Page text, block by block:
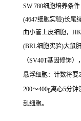
SW 780细胞培养条
(4647细胞实验)长尾
曲小管上皮细胞，
(BRL细胞实验)大鼠
（SV40T基因修饰
悬浮细胞：计数将要
200～400g离心5分
乱细胞。